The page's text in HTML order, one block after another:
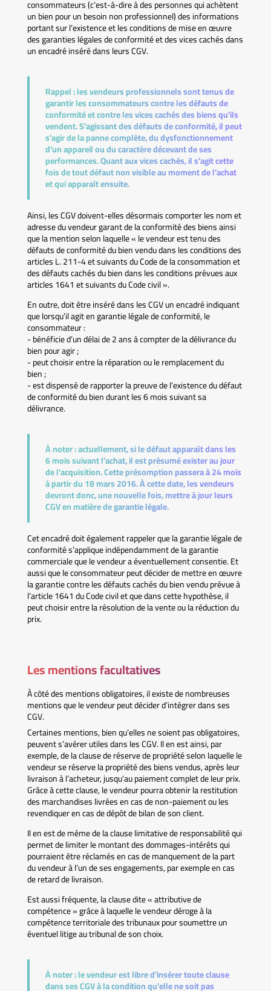
consommateurs (c’est-à-dire à des personnes qui achètent
un bien pour un besoin non professionnel) des informations
portant sur l’existence et les conditions de mise en œuvre
des garanties légales de conformité et des vices cachés dans
un encadré inséré dans leurs CGV.
Rappel :les vendeurs professionnels sont tenus de
garantir les consommateurs contre les défauts de
conformité et contre les vices cachés des biens qu’ils
vendent. S’agissant des défauts de conformité, il peut
s’agir de la panne complète, du dysfonctionnement
d’un appareil ou du caractère décevant de ses
performances. Quant aux vices cachés, il s’agit cette
fois de tout défaut non visible au moment de l’achat
et qui apparaît ensuite.
Ainsi, les CGV doivent-elles désormais comporter les nom et
adresse du vendeur garant de la conformité des biens ainsi
que la mention selon laquelle « le vendeur est tenu des
défauts de conformité du bien vendu dans les conditions des
articles L. 211-4 et suivants du Code de la consommation et
des défauts cachés du bien dans les conditions prévues aux
articles 1641 et suivants du Code civil ».
En outre, doit être inséré dans les CGV un encadré indiquant
que lorsqu’il agit en garantie légale de conformité, le
consommateur :
- bénéficie d’un délai de 2 ans à compter de la délivrance du
bien pour agir ;
- peut choisir entre la réparation ou le remplacement du
bien ;
- est dispensé de rapporter la preuve de l’existence du défaut
de conformité du bien durant les 6 mois suivant sa
délivrance.
À noter :actuellement, si le défaut apparaît dans les
6 mois suivant l’achat, il est présumé exister au jour
de l’acquisition. Cette présomption passera à 24 mois
à partir du 18 mars 2016. À cette date, les vendeurs
devront donc, une nouvelle fois, mettre à jour leurs
CGV en matière de garantie légale.
Cet encadré doit également rappeler que la garantie légale de
conformité s’applique indépendamment de la garantie
commerciale que le vendeur a éventuellement consentie. Et
aussi que le consommateur peut décider de mettre en œuvre
la garantie contre les défauts cachés du bien vendu prévue à
l’article 1641 du Code civil et que dans cette hypothèse, il
peut choisir entre la résolution de la vente ou la réduction du
prix.
Les mentions facultatives
À côté des mentions obligatoires, il existe de nombreuses
mentions que le vendeur peut décider d’intégrer dans ses
CGV.
Certaines mentions, bien qu’elles ne soient pas obligatoires,
peuvent s’avérer utiles dans les CGV. Il en est ainsi, par
exemple, de la clause de réserve de propriété selon laquelle le
vendeur se réserve la propriété des biens vendus, après leur
livraison à l’acheteur, jusqu’au paiement complet de leur prix.
Grâce à cette clause, le vendeur pourra obtenir la restitution
des marchandises livrées en cas de non-paiement ou les
revendiquer en cas de dépôt de bilan de son client.
Il en est de même de la clause limitative de responsabilité qui
permet de limiter le montant des dommages-intérêts qui
pourraient être réclamés en cas de manquement de la part
du vendeur à l’un de ses engagements, par exemple en cas
de retard de livraison.
Est aussi fréquente, la clause dite « attributive de
compétence » grâce à laquelle le vendeur déroge à la
compétence territoriale des tribunaux pour soumettre un
éventuel litige au tribunal de son choix.
À noter :le vendeur est libre d’insérer toute clause
dans ses CGV à la condition qu’elle ne soit pas